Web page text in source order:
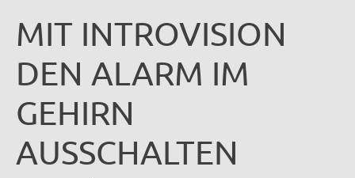
MIT INTROVISION
DEN ALARM IM
GEHIRN
AUSSCHALTEN